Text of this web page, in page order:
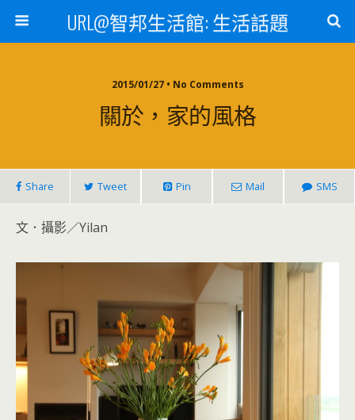
URL@智邦生活館: 生活話題
2015/01/27 • No Comments
關於，家的風格
Share Tweet Pin Mail SMS
文．攝影／Yilan